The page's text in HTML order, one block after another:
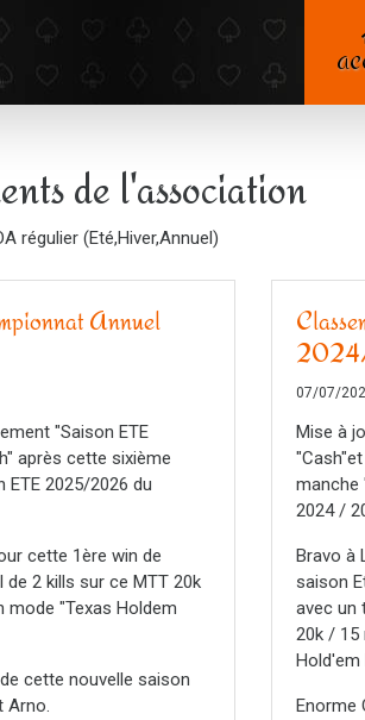
de l'association
régulier (Eté,Hiver,Annuel)
Annuel
"Saison ETE
après cette sixième
ETE 2025/2026 du
cette 1ère win de
2 kills sur ce MTT 20k
mode "Texas Holdem
cette nouvelle saison
Arno.
07/07/
Mise à
manche
2024 /
Bravo à
saison
avec un
20k / 15
Hold'em
Enorme